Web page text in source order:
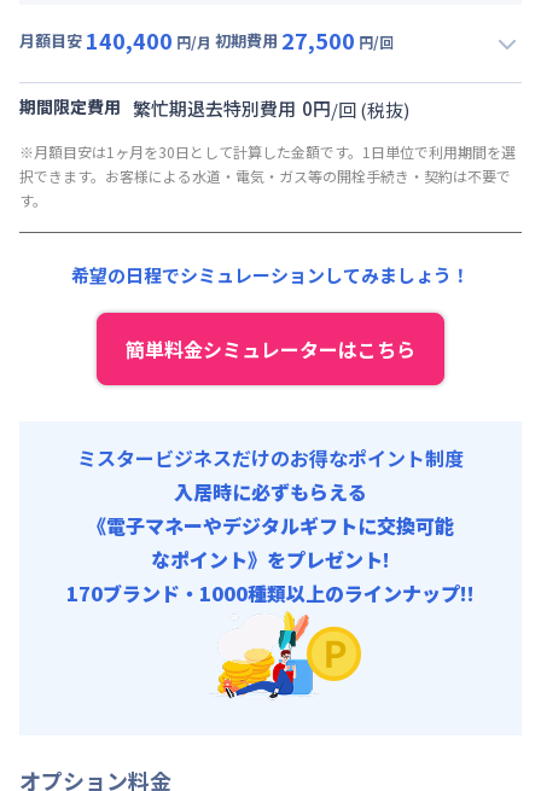
光熱費他 : 24,000円/月 (800円/日) (税抜)
その他費用 :
月額目安 140,400 円/月 初期費用 27,500 円/回
月額賃料目安(30日利用)
光熱費他 : 24,000円/月 (800円/日) (税抜)
清掃料他 :
その他費用 :
期間限定費用 繁忙期退去特別費用 0円/回(税抜)
※月額目安は1ヶ月を30日として計算した金額です。1日単位で利用期間を選
択できます。お客様による水道・電気・ガス等の開栓手続き・契約は不要で
す。
希望の日程でシミュレーションしてみましょう！
簡単料金シミュレーターはこちら
ミスタービジネスだけのお得なポイント制度
入居時に必ずもらえる
《電子マネーやデジタルギフトに交換可能
なポイント》をプレゼント!
170ブランド・1000種類以上のラインナップ!!
オプション料金